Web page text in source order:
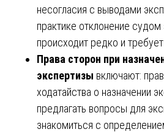
несогласия с выводами
практике отклонение
происходит редко и
Права сторон при
экспертизы включают:
ходатайства о назначении
предлагать вопросы для
знакомиться с